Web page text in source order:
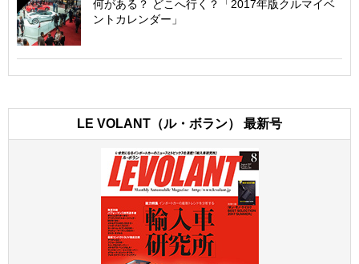
何がある？ どこへ行く？「2017年版クルマイベ
ントカレンダー」
LE VOLANT（ル・ボラン） 最新号